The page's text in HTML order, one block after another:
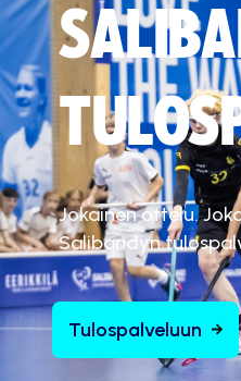
Jokainen ottelu.
Salibandyn
Tulospalveluun